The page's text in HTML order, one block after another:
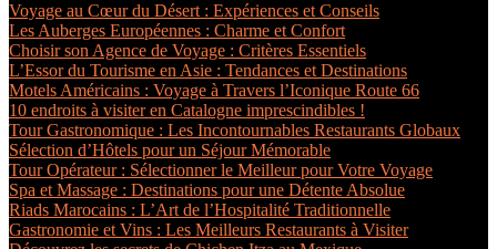
Voyage au Cœur du Désert : Expériences et Conseils
Les Auberges Européennes : Charme et Confort
Choisir son Agence de Voyage : Critères Essentiels
L’Essor du Tourisme en Asie : Tendances et Destinations
Motels Américains : Voyage à Travers l’Iconique Route 66
10 endroits à visiter en Catalogne imprescindibles !
Tour Gastronomique : Les Incontournables Restaurants Globaux
Sélection d’Hôtels pour un Séjour Mémorable
Tour Opérateur : Sélectionner le Meilleur pour Votre Voyage
Spa et Massage : Destinations pour une Détente Absolue
Riads Marocains : L’Art de l’Hospitalité Traditionnelle
Gastronomie et Vins : Les Meilleurs Restaurants à Visiter